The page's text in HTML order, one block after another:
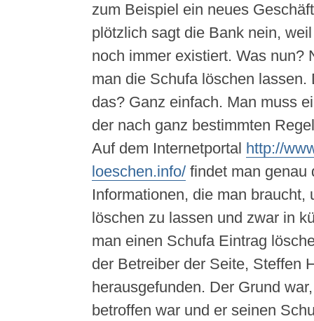
zum Beispiel ein neues
plötzlich sagt die Bank nein,
noch immer existiert. Was nun?
man die Schufa löschen lassen.
das? Ganz einfach. Man muss
der nach ganz bestimmten
Auf dem Internetportal http://
loeschen.info/findet man genau
Informationen, die man braucht,
löschen zu lassen und zwar in
man einen Schufa Eintrag
der Betreiber der Seite, Steffen
herausgefunden. Der Grund
betroffen war und er seinen